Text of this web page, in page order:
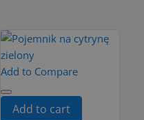
Add to Compare
Add to cart